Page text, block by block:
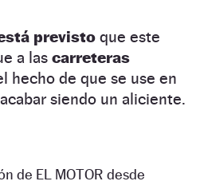
previsto que este
a las carreteras
hecho de que se use en
siendo un aliciente.
de EL MOTOR desde